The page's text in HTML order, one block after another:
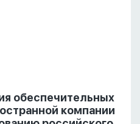
обеспечительных
компании